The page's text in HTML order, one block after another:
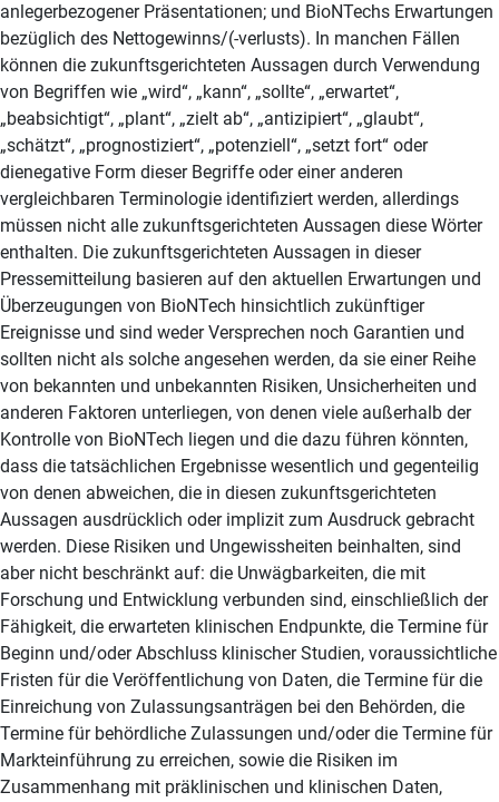
anlegerbezogener Präsentationen; und BioNTechs Erwartungen
bezüglich des Nettogewinns/(-verlusts). In manchen Fällen
können die zukunftsgerichteten Aussagen durch Verwendung
von Begriffen wie „wird“, „kann“, „sollte“, „erwartet“,
„beabsichtigt“, „plant“, „zielt ab“, „antizipiert“, „glaubt“,
„schätzt“, „prognostiziert“, „potenziell“, „setzt fort“ oder
dienegative Form dieser Begriffe oder einer anderen
vergleichbaren Terminologie identifiziert werden, allerdings
müssen nicht alle zukunftsgerichteten Aussagen diese Wörter
enthalten. Die zukunftsgerichteten Aussagen in dieser
Pressemitteilung basieren auf den aktuellen Erwartungen und
Überzeugungen von BioNTech hinsichtlich zukünftiger
Ereignisse und sind weder Versprechen noch Garantien und
sollten nicht als solche angesehen werden, da sie einer Reihe
von bekannten und unbekannten Risiken, Unsicherheiten und
anderen Faktoren unterliegen, von denen viele außerhalb der
Kontrolle von BioNTech liegen und die dazu führen könnten,
dass die tatsächlichen Ergebnisse wesentlich und gegenteilig
von denen abweichen, die in diesen zukunftsgerichteten
Aussagen ausdrücklich oder implizit zum Ausdruck gebracht
werden. Diese Risiken und Ungewissheiten beinhalten, sind
aber nicht beschränkt auf: die Unwägbarkeiten, die mit
Forschung und Entwicklung verbunden sind, einschließlich der
Fähigkeit, die erwarteten klinischen Endpunkte, die Termine für
Beginn und/oder Abschluss klinischer Studien, voraussichtliche
Fristen für die Veröffentlichung von Daten, die Termine für die
Einreichung von Zulassungsanträgen bei den Behörden, die
Termine für behördliche Zulassungen und/oder die Termine für
Markteinführung zu erreichen, sowie die Risiken im
Zusammenhang mit präklinischen und klinischen Daten,